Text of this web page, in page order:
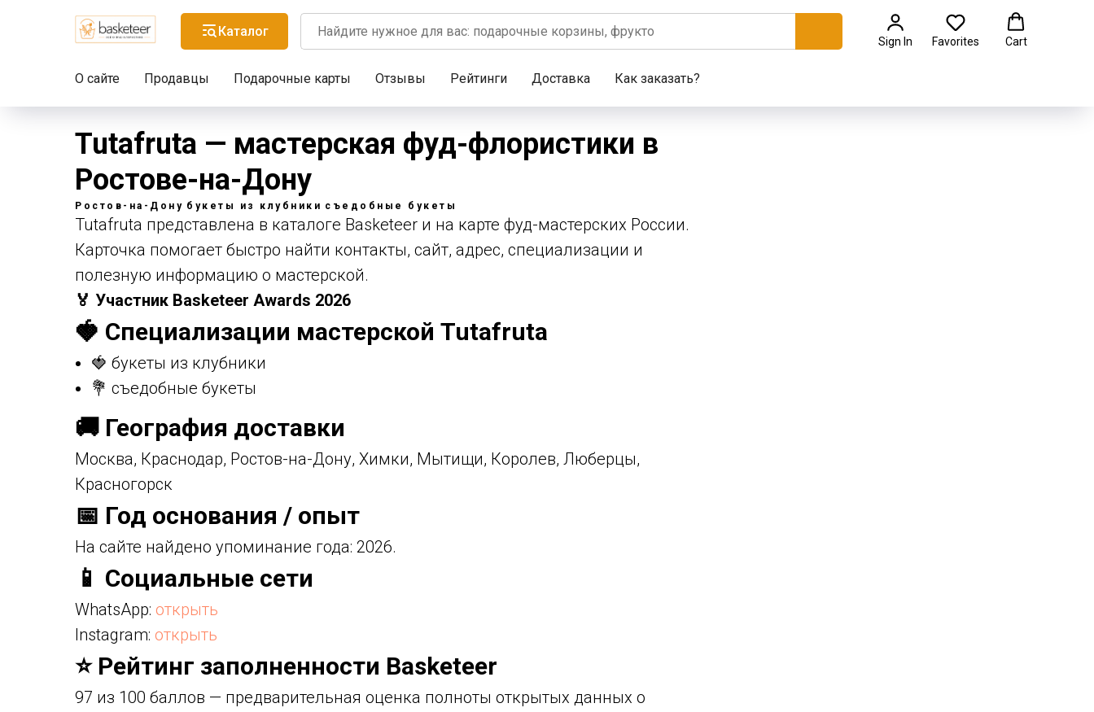
Каталог
Sign In Favorites Cart
О сайте Продавцы Подарочные карты Отзывы Рейтинги Доставка Как заказать?
Tutafruta — мастерская фуд-флористики в
Ростове-на-Дону
Ростов-на-Дону букеты из клубники съедобные букеты
Tutafruta представлена в каталоге Basketeer и на карте фуд-мастерских России.
Карточка помогает быстро найти контакты, сайт, адрес, специализации и
полезную информацию о мастерской.
🏅 Участник Basketeer Awards 2026
🍓 Специализации мастерской Tutafruta
🍓 букеты из клубники
💐 съедобные букеты
🚚 География доставки
Москва, Краснодар, Ростов-на-Дону, Химки, Мытищи, Королев, Люберцы,
Красногорск
📅 Год основания / опыт
На сайте найдено упоминание года: 2026.
📱 Социальные сети
WhatsApp: открыть
Instagram: открыть
⭐ Рейтинг заполненности Basketeer
97 из 100 баллов — предварительная оценка полноты открытых данных о